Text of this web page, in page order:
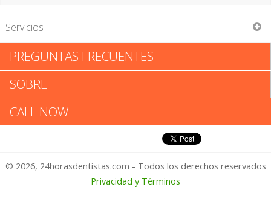
Servicios
Tannersville Family Dental Ctr
Tannersville Family Dental Ctr:
Califica tu Experiencia
1 – No Feliz
PREGUNTAS FRECUENTES
SOBRE
CALL NOW
© 2026, 24horasdentistas.com - Todos los derechos reservados
Privacidad y Términos